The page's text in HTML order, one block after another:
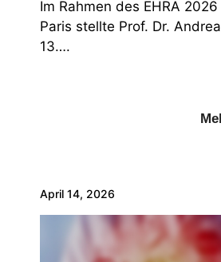
Im Rahmen des EHRA
Paris stellte Prof. Dr.
13….
April 14, 2026